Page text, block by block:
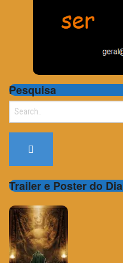
Pesquisa
Search
Trailer e Poster do Dia